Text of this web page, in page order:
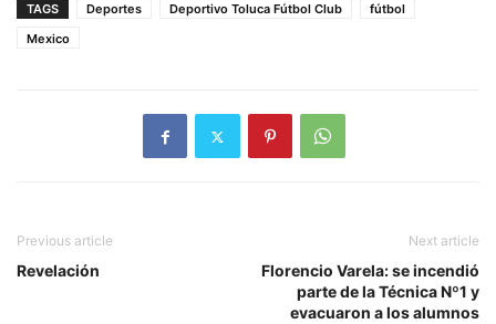
TAGS Deportes Deportivo Toluca Fútbol Club
fútbol
Mexico
Previous article
Revelación
Next article
Florencio Varela: se incendió
parte de la Técnica Nº1 y
evacuaron a los alumnos